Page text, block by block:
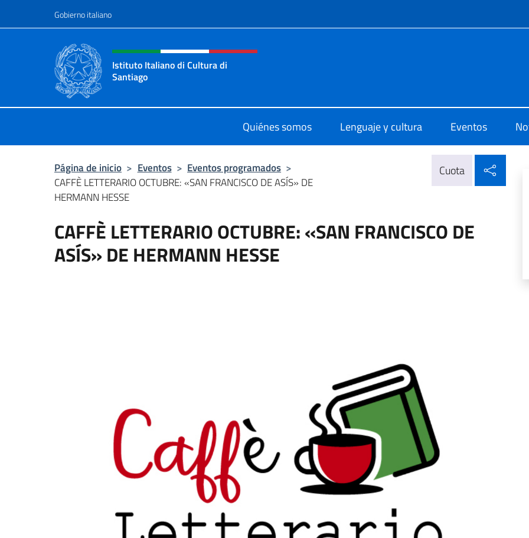
Gobierno italiano
Encabezado del sitio web, redes sociales y menú
Istituto Italiano di Cultura di
Santiago
Quiénes somos Lenguaje y cultura Eventos
Página de inicio > Eventos > Eventos programados >
CAFFÈ LETTERARIO OCTUBRE: «SAN FRANCISCO DE ASÍS» DE
HERMANN HESSE
Cuota
CAFFÈ LETTERARIO OCTUBRE: «SAN FRANCISCO DE
ASÍS» DE HERMANN HESSE